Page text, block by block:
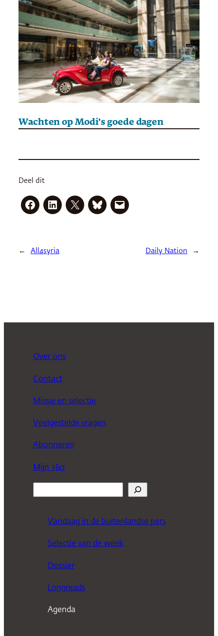
Wachten op Modi’s goede dagen
Deel dit
← All4syria Daily Nation →
Over ons
Contact
Missie en selectie
Veelgestelde vragen
Abonneren
Mijn 360
Vandaag in de buitenlandse pers
Selectie van de week
Dossier
Longreads
Agenda